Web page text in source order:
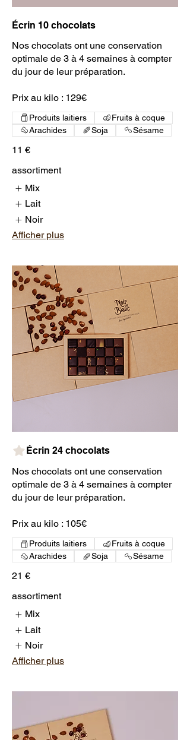
Écrin 10 chocolats
Nos chocolats ont une conservation
optimale de 3 à 4 semaines à compter
du jour de leur préparation.
Prix au kilo : 129€
11 €
Produits laitiers
Fruits à coque
Arachides
Soja Sésame
assortiment
Mix
Lait
Noir
Afficher plus
Écrin 24 chocolats
Nos chocolats ont une conservation
optimale de 3 à 4 semaines à compter
du jour de leur préparation.
Prix au kilo : 105€
21 €
Produits laitiers
Fruits à coque
Arachides
Soja Sésame
assortiment
Mix
Lait
Noir
Afficher plus